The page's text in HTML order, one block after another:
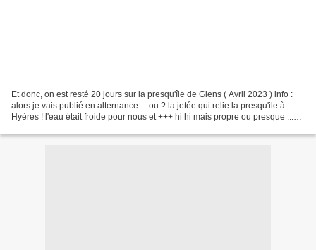
Et donc, on est resté 20 jours sur la presqu'île de Giens ( Avril 2023 ) info :
alors je vais publié en alternance ... ou ? la jetée qui relie la presqu'ile à
Hyères ! l'eau était froide pour nous et +++ hi hi mais propre ou presque ...